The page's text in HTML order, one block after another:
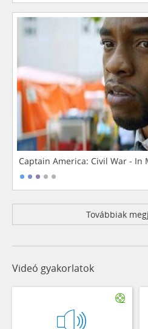
Captain America: Civil War - In
Továbbiak
Videó gyakorlatok